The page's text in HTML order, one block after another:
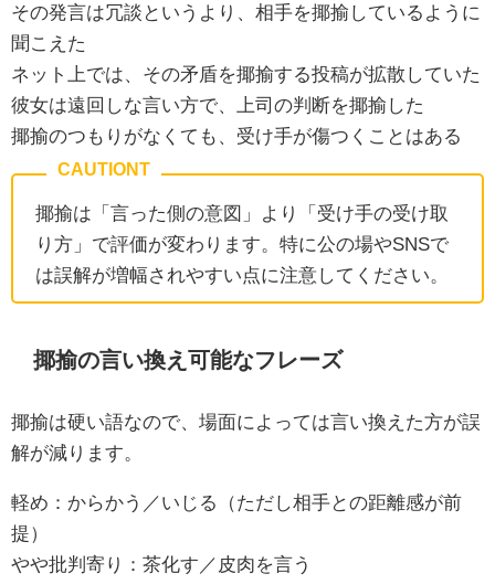
その発言は冗談というより、相手を揶揄しているように
聞こえた
ネット上では、その矛盾を揶揄する投稿が拡散していた
彼女は遠回しな言い方で、上司の判断を揶揄した
揶揄のつもりがなくても、受け手が傷つくことはある
揶揄は「言った側の意図」より「受け手の受け取
り方」で評価が変わります。特に公の場やSNSで
は誤解が増幅されやすい点に注意してください。
揶揄の言い換え可能なフレーズ
揶揄は硬い語なので、場面によっては言い換えた方が誤
解が減ります。
軽め：からかう／いじる（ただし相手との距離感が前
提）
やや批判寄り：茶化す／皮肉を言う